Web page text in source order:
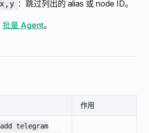
：跳过列出的 alias 或 node ID。
批量 Agent。
作用
telegram